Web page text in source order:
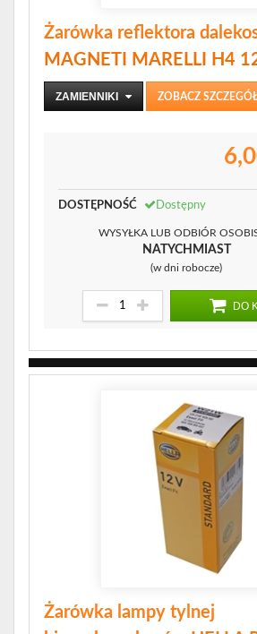
Żarówka reflektora
MAGNETI MARELLI H4
ZAMIENNIKI ZOBACZ
DOSTĘPNOŚĆ Dostępny
WYSYŁKA LUB ODBIÓR
NATYCHMIAST
(w dni robocze)
DO
Żarówka lampy tylnej